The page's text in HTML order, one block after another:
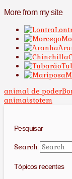
More from my site
animal de poder
animaistotem
Pesquisar
Search
Tópicos recentes